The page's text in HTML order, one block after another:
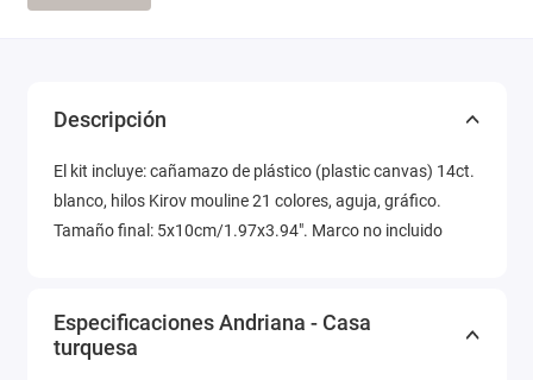
Descripción
El kit incluye: cañamazo de plástico (plastic canvas) 14ct.
blanco, hilos Kirov mouline 21 colores, aguja, gráfico.
Tamaño final: 5x10cm/1.97x3.94". Marco no incluido
Especificaciones Andriana - Casa
turquesa